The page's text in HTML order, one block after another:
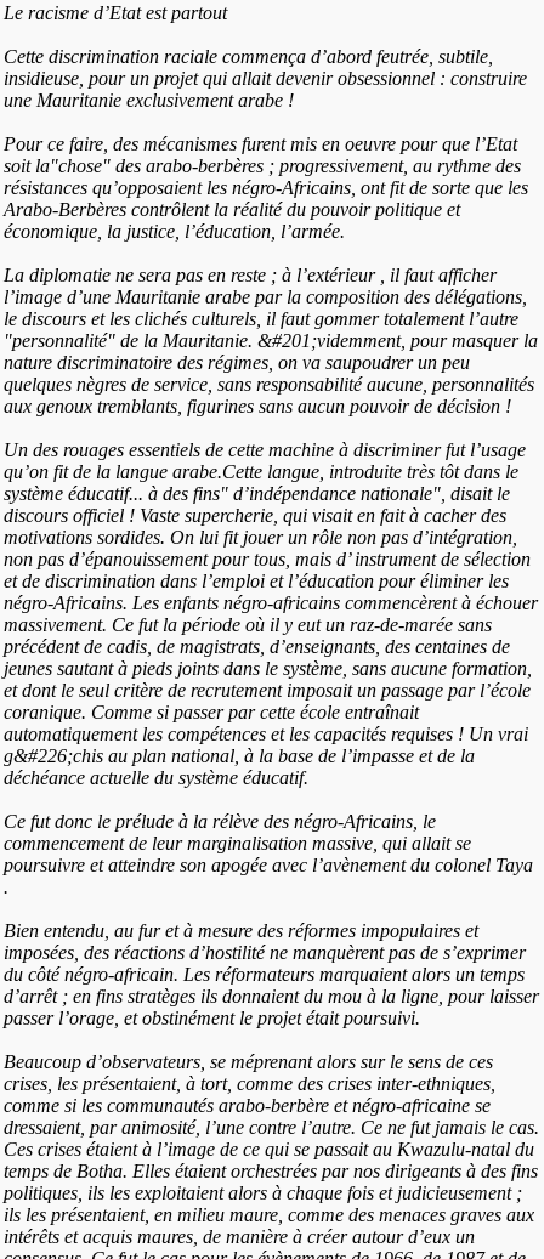
Le racisme d’Etat est partout
Cette discrimination raciale commença d’abord feutrée, subtile,
insidieuse, pour un projet qui allait devenir obsessionnel : construire
une Mauritanie exclusivement arabe !
Pour ce faire, des mécanismes furent mis en oeuvre pour que l’Etat
soit la"chose" des arabo-berbères ; progressivement, au rythme des
résistances qu’opposaient les négro-Africains, ont fit de sorte que les
Arabo-Berbères contrôlent la réalité du pouvoir politique et
économique, la justice, l’éducation, l’armée.
La diplomatie ne sera pas en reste ; à l’extérieur , il faut afficher
l’image d’une Mauritanie arabe par la composition des délégations,
le discours et les clichés culturels, il faut gommer totalement l’autre
"personnalité" de la Mauritanie. &#201;videmment, pour masquer la
nature discriminatoire des régimes, on va saupoudrer un peu
quelques nègres de service, sans responsabilité aucune, personnalités
aux genoux tremblants, figurines sans aucun pouvoir de décision !
Un des rouages essentiels de cette machine à discriminer fut l’usage
qu’on fit de la langue arabe.Cette langue, introduite très tôt dans le
système éducatif... à des fins" d’indépendance nationale", disait le
discours officiel ! Vaste supercherie, qui visait en fait à cacher des
motivations sordides. On lui fit jouer un rôle non pas d’intégration,
non pas d’épanouissement pour tous, mais d’ instrument de sélection
et de discrimination dans l’emploi et l’éducation pour éliminer les
négro-Africains. Les enfants négro-africains commencèrent à échouer
massivement. Ce fut la période où il y eut un raz-de-marée sans
précédent de cadis, de magistrats, d’enseignants, des centaines de
jeunes sautant à pieds joints dans le système, sans aucune formation,
et dont le seul critère de recrutement imposait un passage par l’école
coranique. Comme si passer par cette école entraînait
automatiquement les compétences et les capacités requises ! Un vrai
g&#226;chis au plan national, à la base de l’impasse et de la
déchéance actuelle du système éducatif.
Ce fut donc le prélude à la rélève des négro-Africains, le
commencement de leur marginalisation massive, qui allait se
poursuivre et atteindre son apogée avec l’avènement du colonel Taya
.
Bien entendu, au fur et à mesure des réformes impopulaires et
imposées, des réactions d’hostilité ne manquèrent pas de s’exprimer
du côté négro-africain. Les réformateurs marquaient alors un temps
d’arrêt ; en fins stratèges ils donnaient du mou à la ligne, pour laisser
passer l’orage, et obstinément le projet était poursuivi.
Beaucoup d’observateurs, se méprenant alors sur le sens de ces
crises, les présentaient, à tort, comme des crises inter-ethniques,
comme si les communautés arabo-berbère et négro-africaine se
dressaient, par animosité, l’une contre l’autre. Ce ne fut jamais le cas.
Ces crises étaient à l’image de ce qui se passait au Kwazulu-natal du
temps de Botha. Elles étaient orchestrées par nos dirigeants à des fins
politiques, ils les exploitaient alors à chaque fois et judicieusement ;
ils les présentaient, en milieu maure, comme des menaces graves aux
intérêts et acquis maures, de manière à créer autour d’eux un